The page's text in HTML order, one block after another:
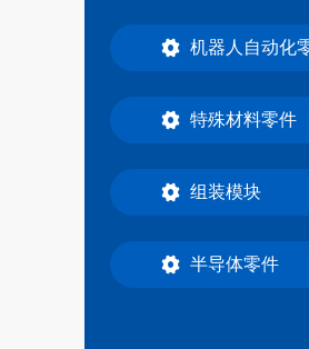
机器人自动化
特殊材料零件
组装模块
半导体零件